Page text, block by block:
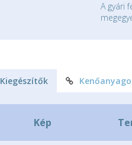
A gyári
Kiegészítők
Kép